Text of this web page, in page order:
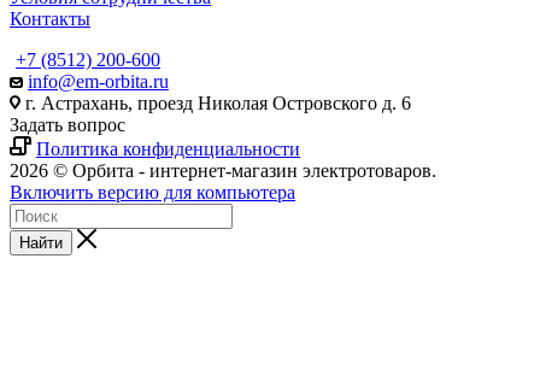
Контакты
+7 (8512) 200-600
info@em-orbita.ru
г. Астрахань, проезд Николая Островского д. 6
Задать вопрос
Политика конфиденциальности
2026 © Орбита - интернет-магазин электротоваров.
Включить версию для компьютера
Найти